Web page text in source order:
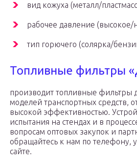
вид кожуха (металл/
рабочее давление (высокое/
тип горючего (солярка/
Топливные фильтры
производит топливные фильтры
моделей транспортных средств,
высокой эффективностью.
испытания на стендах и в
вопросам оптовых закупок и
обращайтесь к нам по телефону,
сайте.